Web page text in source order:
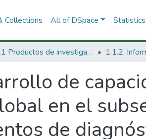
Collections All of DSpace Statistics
1.1 Productos de investigación 1.1.2.
de
en el
de